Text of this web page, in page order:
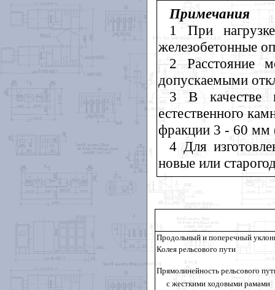
Примечания
1 При
железобетонные
2 Расстояние
допускаемыми
3 В качестве
естественного
фракции 3 - 60 мм
4 Для
новые или
Продольный и поперечный
Колея рельсового пути
Прямолинейность рельсового
с жесткими ходовыми рамами